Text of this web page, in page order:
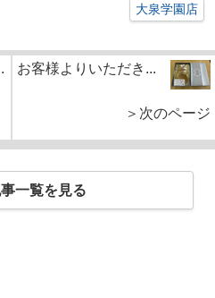
大泉学園店
お客様よりいただき...
＞次のページ
一覧を見る